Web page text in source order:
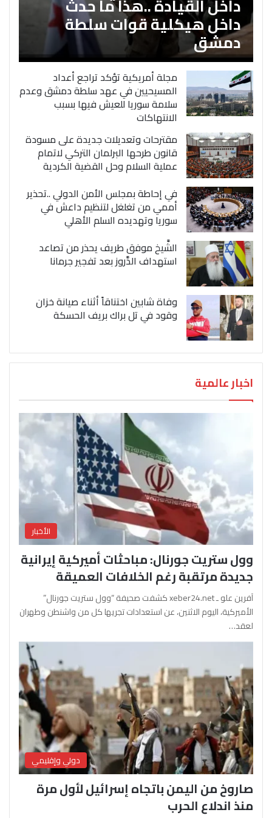
داخل هيكلية قوات سلطة
دمشق
مجلة أمريكية تؤكد تراجع أعداد
المسيحيين في عهد سلطة دمشق وعدم
سلامة سوريا للعيش فيها بسبب
الانتهاكات
مقترحات وتعديلات جديدة على مسودة
قانون طرحها البرلمان التركي لاتمام
عملية السلام وحل القضية الكردية
في إحاطة بمجلس الأمن الدولي ..تحذير
أممي من تغلغل لتنظيم داعش في
سوريا وتهديده السلم الأهلي
الشَّيخ موفق طريف يحذر من تصاعد
استهداف الدَّروز بعد تفجير جرمانا
وفاة شابين اختناقاً أثناء صيانة خزان
وقود في تل براك بريف الحسكة
اخبار عالمية
الأخبار
وول ستريت جورنال: مباحثات أميركية إيرانية
جديدة مرتقبة رغم الخلافات العميقة
آفرين علو ـ xeber24.net كشفت صحيفة “وول ستريت جورنال”
الأميركية، اليوم الاثنين، عن استعدادات تجريها كل من واشنطن وطهران
لعقد…
دولي وإقليمي
صاروخ من اليمن باتجاه إسرائيل لأول مرة
منذ اندلاع الحرب